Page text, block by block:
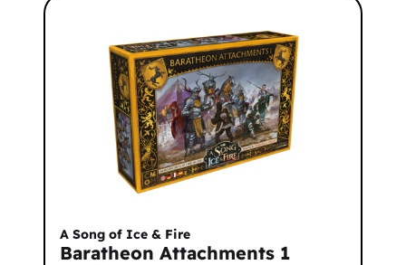
A Song of Ice & Fire
Baratheon Attachments 1